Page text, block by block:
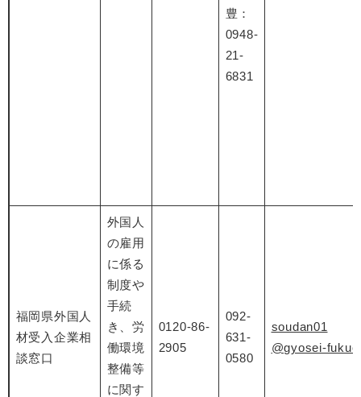
豊：
0948-
21-
6831
福岡県外国人
材受入企業相
談窓口
外国人
の雇用
に係る
制度や
手続
き、労
働環境
整備等
に関す
0120-86-
2905
092-
631-
0580
soudan01
@gyosei-